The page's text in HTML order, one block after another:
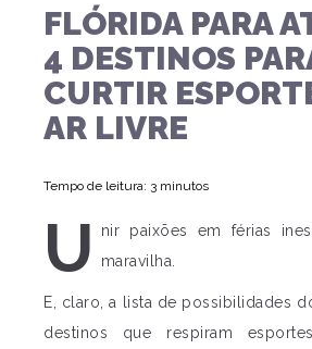
FLÓRIDA PARA
4 DESTINOS
CURTIR
AR LIVRE
Tempo de leitura: 3 minutos
U
nir paixões em férias
maravilha.
E, claro, a lista de possibilidades
destinos que respiram